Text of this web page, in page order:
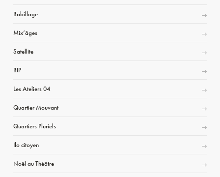
Babillage
Mix’âges
Satellite
BIP
Les Ateliers 04
Quartier Mouvant
Quartiers Pluriels
Ilo citoyen
Noël au Théâtre